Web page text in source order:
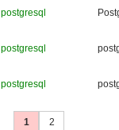
postgresql Post
postgresql post
postgresql post
1 2